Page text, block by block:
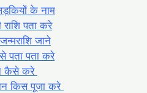
के नाम
पता करे
जाने
पता पता करे
कैसे करे
किस पूजा करे